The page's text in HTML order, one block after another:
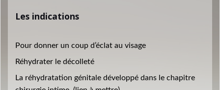
Les indications
Pour donner un coup d’éclat au visage
Réhydrater le décolleté
La réhydratation génitale développé dans le chapitre